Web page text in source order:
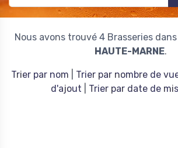
Nous avons trouvé 4 Brasseries
HAUTE-MARNE.
Trier par nom Trier par nombre de
d'ajout
Trier par date de